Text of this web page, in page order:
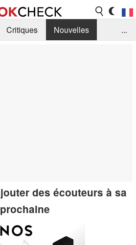
Critiques
Nouvelles
...
des écouteurs à sa